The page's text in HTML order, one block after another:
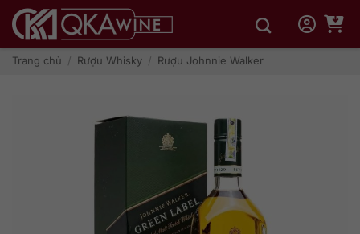
qua
dungTrang chủ / Rượu Whisky / Rượu Johnnie Walker